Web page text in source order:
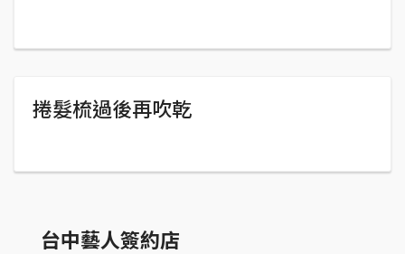
捲髮梳過後再吹乾
台中藝人簽約店